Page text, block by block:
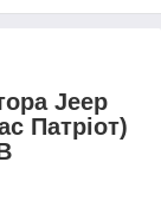
Jeep
Патріот)